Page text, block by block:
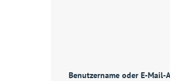
Benutzername oder E-Mail-